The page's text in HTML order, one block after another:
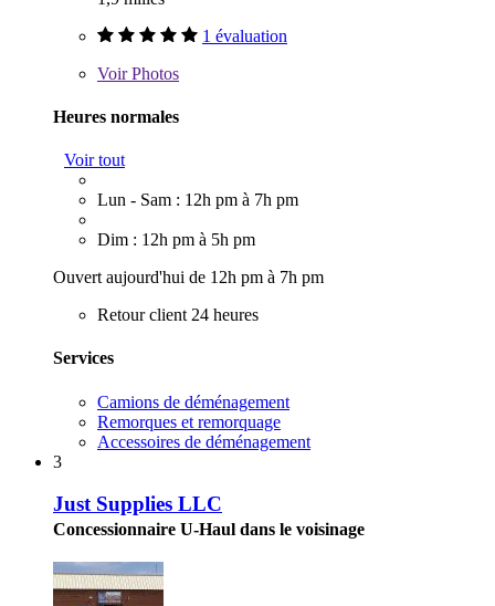
1 évaluation
VoirPhotos
Heures normales
Voir tout
Lun - Sam : 12h pm à 7h pm
Dim : 12h pm à 5h pm
Ouvert aujourd'hui de 12h pm à 7h pm
Retour client 24 heures
Services
Camions de déménagement
Remorques et remorquage
Accessoires de déménagement
3
Just Supplies LLC
Concessionnaire U-Haul dans le voisinage